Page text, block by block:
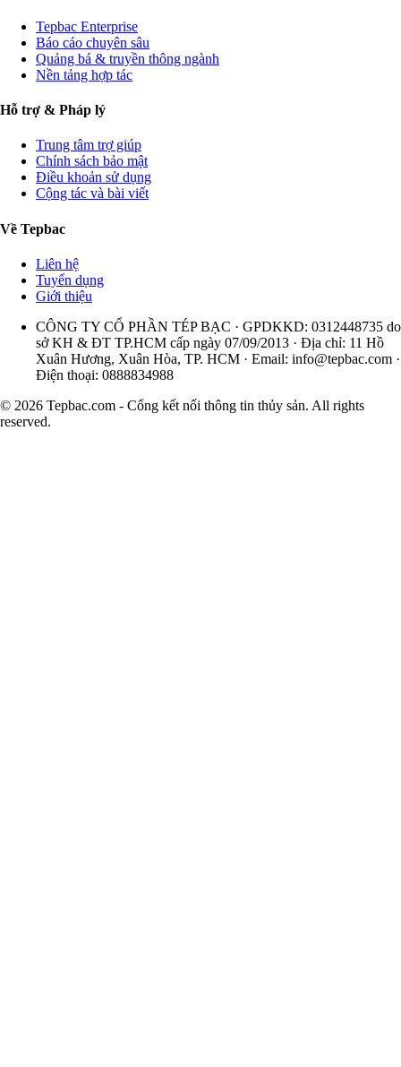
Tepbac Enterprise
Báo cáo chuyên sâu
Quảng bá & truyền thông ngành
Nền tảng hợp tác
Hỗ trợ & Pháp lý
Trung tâm trợ giúp
Chính sách bảo mật
Điều khoản sử dụng
Cộng tác và bài viết
Về Tepbac
Liên hệ
Tuyển dụng
Giới thiệu
CÔNG TY CỔ PHẦN TÉP BẠC · GPDKKD: 0312448735 do
sở KH & ĐT TP.HCM cấp ngày 07/09/2013 · Địa chỉ: 11 Hồ
Xuân Hương, Xuân Hòa, TP. HCM · Email: info@tepbac.com ·
Điện thoại: 0888834988
© 2026 Tepbac.com - Cổng kết nối thông tin thủy sản. All rights
reserved.